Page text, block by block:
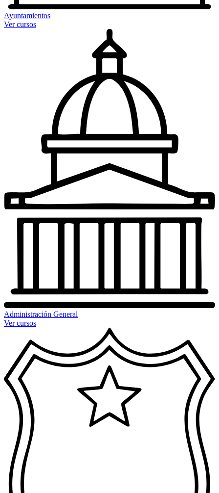
Ayuntamientos
Ver cursos
Administración General
Ver cursos